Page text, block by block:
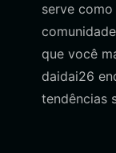
serve
que você
daidai26
tendências